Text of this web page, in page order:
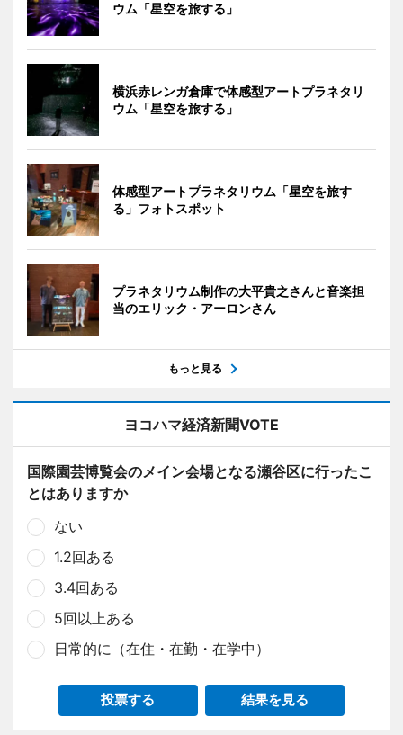
ウム「星空を旅する」
横浜赤レンガ倉庫で体感型アートプラネタリ
ウム「星空を旅する」
体感型アートプラネタリウム「星空を旅す
る」フォトスポット
プラネタリウム制作の大平貴之さんと音楽担
当のエリック・アーロンさん
もっと見る
ヨコハマ経済新聞VOTE
国際園芸博覧会のメイン会場となる瀬谷区に行ったこ
とはありますか
ない
1.2回ある
3.4回ある
5回以上ある
日常的に（在住・在勤・在学中）
投票する 結果を見る